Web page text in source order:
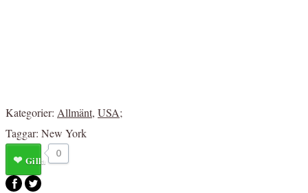
Kategorier: Allmänt, USA;
Taggar: New York
0
Gilla